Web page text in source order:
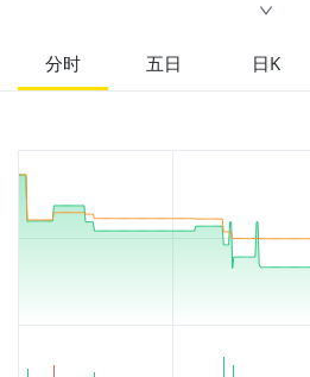
52周最高
7.10
股息
分时 五日 日K